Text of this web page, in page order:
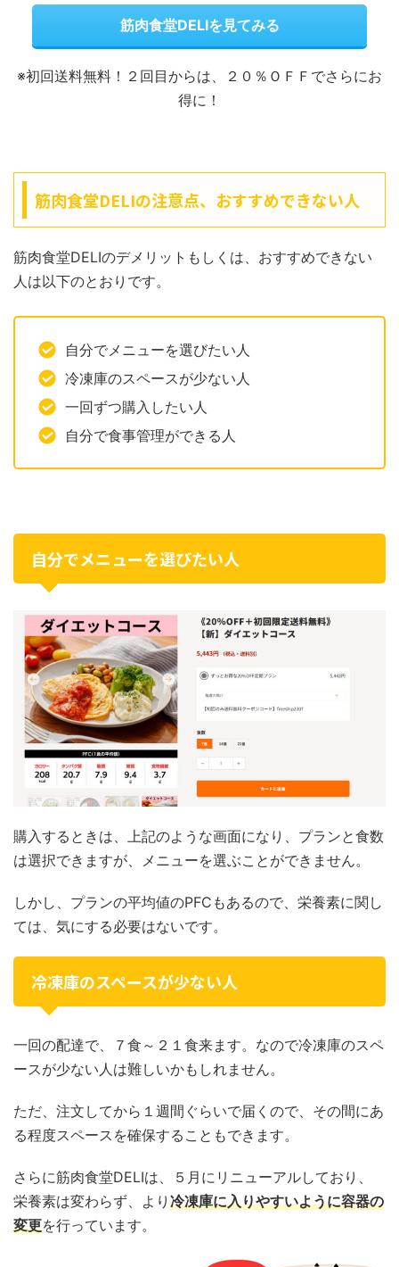
筋肉食堂DELIを見てみる
※初回送料無料！２回目からは、２０％ＯＦＦでさらにお
得に！
筋肉食堂DELIの注意点、おすすめできない人
筋肉食堂DELIのデメリットもしくは、おすすめできない
人は以下のとおりです。
自分でメニューを選びたい人
冷凍庫のスペースが少ない人
一回ずつ購入したい人
自分で食事管理ができる人
自分でメニューを選びたい人
購入するときは、上記のような画面になり、プランと食数
は選択できますが、メニューを選ぶことができません。
しかし、プランの平均値のPFCもあるので、栄養素に関し
ては、気にする必要はないです。
冷凍庫のスペースが少ない人
一回の配達で、７食～２１食来ます。なので冷凍庫のスペ
ースが少ない人は難しいかもしれません。
ただ、注文してから１週間ぐらいで届くので、その間にあ
る程度スペースを確保することもできます。
さらに筋肉食堂DELIは、５月にリニューアルしており、
栄養素は変わらず、より 冷凍庫に入りやすいように容器の
変更を行っています。